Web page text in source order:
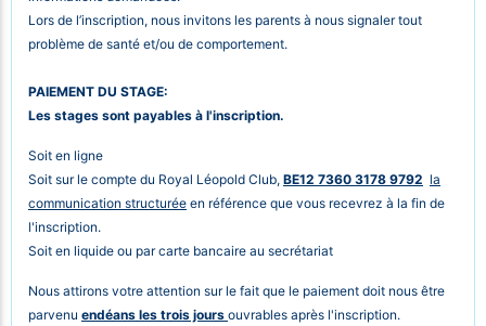
Lors de l’inscription, nous invitons les parents à nous signaler tout
problème de santé et/ou de comportement.
PAIEMENT DU STAGE:
Les stages sont payables à l'inscription.
Soit en ligne
Soit sur le compte du Royal Léopold Club, BE12 7360 3178 9792 la
communication structurée en référence que vous recevrez à la fin de
l'inscription.
Soit en liquide ou par carte bancaire au secrétariat
Nous attirons votre attention sur le fait que le paiement doit nous être
parvenu endéans les trois jours ouvrables après l'inscription.